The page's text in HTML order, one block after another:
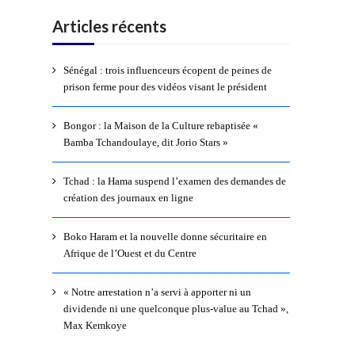
Articles récents
Sénégal : trois influenceurs écopent de peines de
prison ferme pour des vidéos visant le président
Bongor : la Maison de la Culture rebaptisée «
Bamba Tchandoulaye, dit Jorio Stars »
Tchad : la Hama suspend l’examen des demandes de
création des journaux en ligne
Boko Haram et la nouvelle donne sécuritaire en
Afrique de l’Ouest et du Centre
« Notre arrestation n’a servi à apporter ni un
dividende ni une quelconque plus-value au Tchad »,
Max Kemkoye